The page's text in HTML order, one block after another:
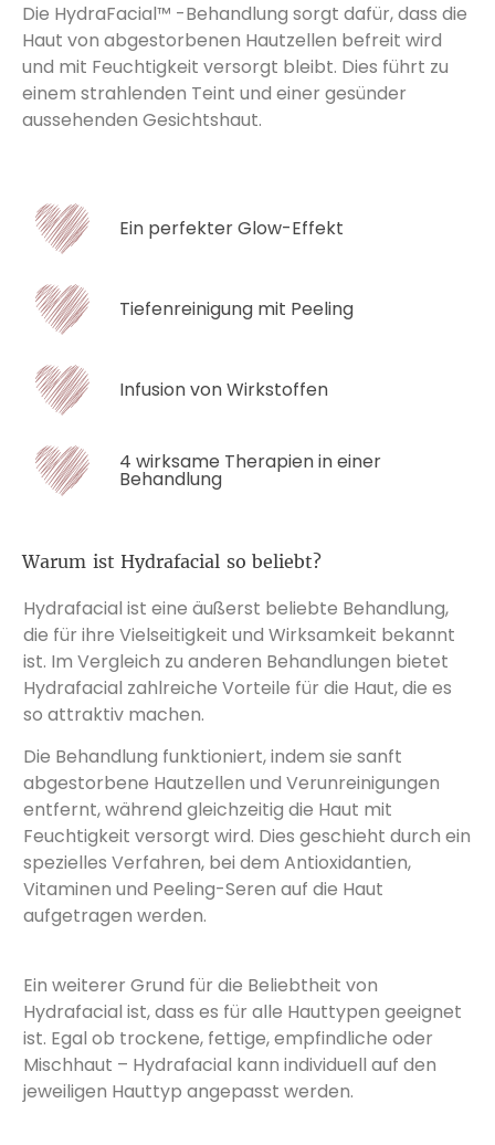
Die HydraFacial™ -Behandlung sorgt dafür, dass die
Haut von abgestorbenen Hautzellen befreit wird
und mit Feuchtigkeit versorgt bleibt. Dies führt zu
einem strahlenden Teint und einer gesünder
aussehenden Gesichtshaut.
Ein perfekter Glow-Effekt
Tiefenreinigung mit Peeling
Infusion von Wirkstoffen
4 wirksame Therapien in einer
Behandlung
Warum ist Hydrafacial so beliebt?
Hydrafacial ist eine äußerst beliebte Behandlung,
die für ihre Vielseitigkeit und Wirksamkeit bekannt
ist. Im Vergleich zu anderen Behandlungen bietet
Hydrafacial zahlreiche Vorteile für die Haut, die es
so attraktiv machen.
Die Behandlung funktioniert, indem sie sanft
abgestorbene Hautzellen und Verunreinigungen
entfernt, während gleichzeitig die Haut mit
Feuchtigkeit versorgt wird. Dies geschieht durch ein
spezielles Verfahren, bei dem Antioxidantien,
Vitaminen und Peeling-Seren auf die Haut
aufgetragen werden.
Ein weiterer Grund für die Beliebtheit von
Hydrafacial ist, dass es für alle Hauttypen geeignet
ist. Egal ob trockene, fettige, empfindliche oder
Mischhaut – Hydrafacial kann individuell auf den
jeweiligen Hauttyp angepasst werden.